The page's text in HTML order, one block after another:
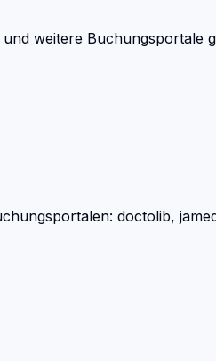
weitere Buchungsportale
doctolib,